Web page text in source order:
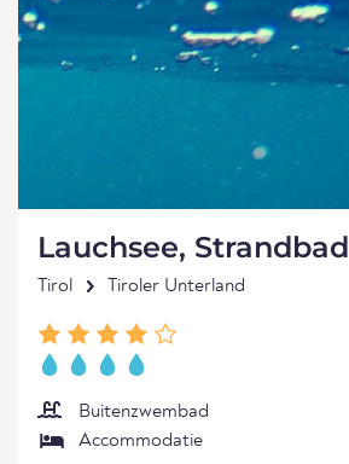
Lauchsee, Strandbad
Tirol Tiroler Unterland
Buitenzwembad
Accommodatie